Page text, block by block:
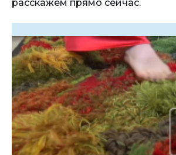
расскажем прямо сейчас.